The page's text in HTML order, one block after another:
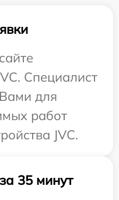
Специалист
для
работ
JVC.
35 минут